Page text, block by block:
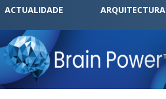
ACTUALIDADE ARQUITECTURA